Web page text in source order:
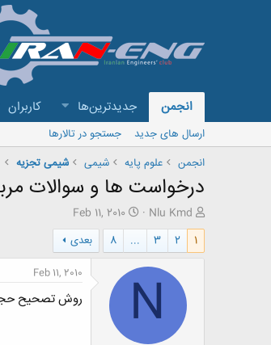
انجمن جدیدترین‌ها کاربران
ارسال های جدید
جستجو در تالارها
انجمن
علوم پایه شیمی شیمی تجزیه
درخواست ها و سوالات
ش
ر
ع
Nlu Kmd
ت
ا
ی
خ
ش
ع
Feb 11, 2010
1
2
3
...
8 بعدی
N
Feb 11, 2010
روش تصحیح حجم